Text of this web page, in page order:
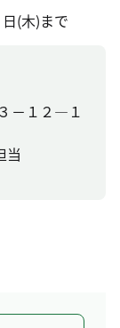
(木)まで
－１２―１
当